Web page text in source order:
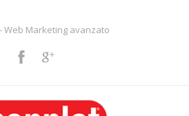
Web Marketing avanzato